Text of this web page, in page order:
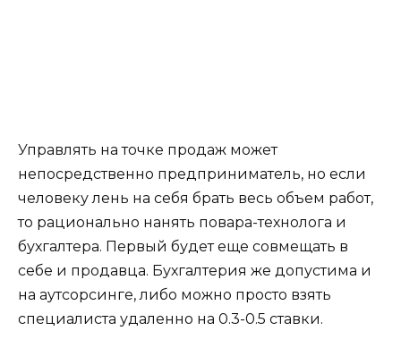
Управлять на точке продаж может
непосредственно предприниматель, но если
человеку лень на себя брать весь объем работ,
то рационально нанять повара-технолога и
бухгалтера. Первый будет еще совмещать в
себе и продавца. Бухгалтерия же допустима и
на аутсорсинге, либо можно просто взять
специалиста удаленно на 0.3-0.5 ставки.